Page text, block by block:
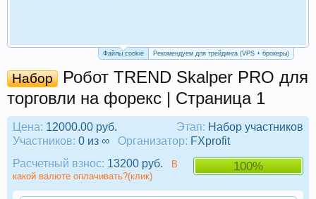
Файлы cookie Рекомендуем для трейдинга (VPS + брокеры)
Набор
Робот TREND Skalper PRO для
торговли на форекс | Страница 1
Этап: Набор участников
Цена: 12000.00 руб.
Участников: 0 из ∞ Организатор: FXprofit
100%
Расчетный взнос: 13200 руб.
В
какой валюте оплачивать?(клик)